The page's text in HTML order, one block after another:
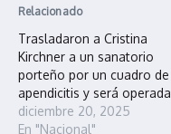
Relacionado
Trasladaron a Cristina
Kirchner a un sanatorio
porteño por un cuadro de
apendicitis y será operada
diciembre 20, 2025
En "Nacional"